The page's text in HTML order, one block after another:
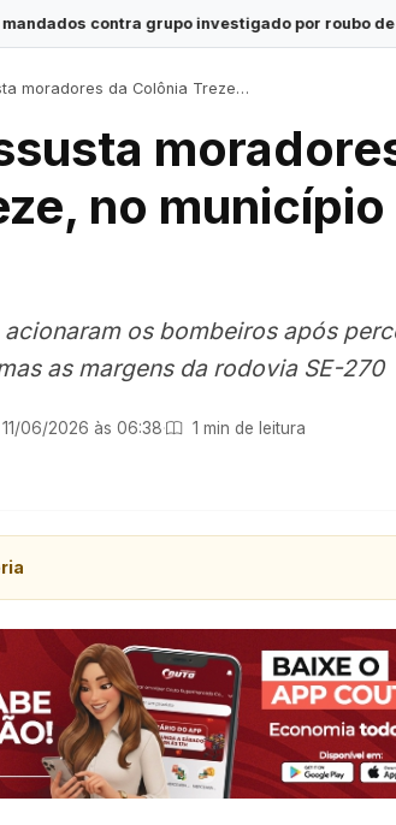
investigado por roubo de cargas e tráfico de
da Colônia Treze, no município de Lagarto
no
os bombeiros após
as margens da rodovia SE-270
11/06/2026 às 06:38· 1 min de leitura